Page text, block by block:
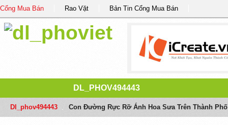
Cổng Mua Bán Rao Vặt Bản Tin Cổng Mua Bán
DL_PHOV494443
Dl_phov494443 Con Đường Rực Rỡ Ánh Hoa Sưa Trên Thành